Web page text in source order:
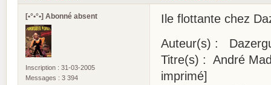
[•°•°•] Abonné absent
Inscription : 31-03-2005
Messages : 3 394
Ile flottante chez
Auteur(s) :
Titre(s) : André
imprimé]